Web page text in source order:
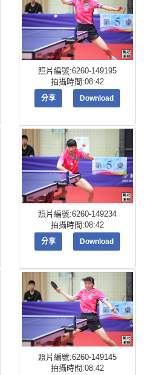
照片編號:6260-149195
拍攝時間:08:42
分享 Download
照片編號:6260-149234
拍攝時間:08:42
分享 Download
照片編號:6260-149145
拍攝時間:08:42